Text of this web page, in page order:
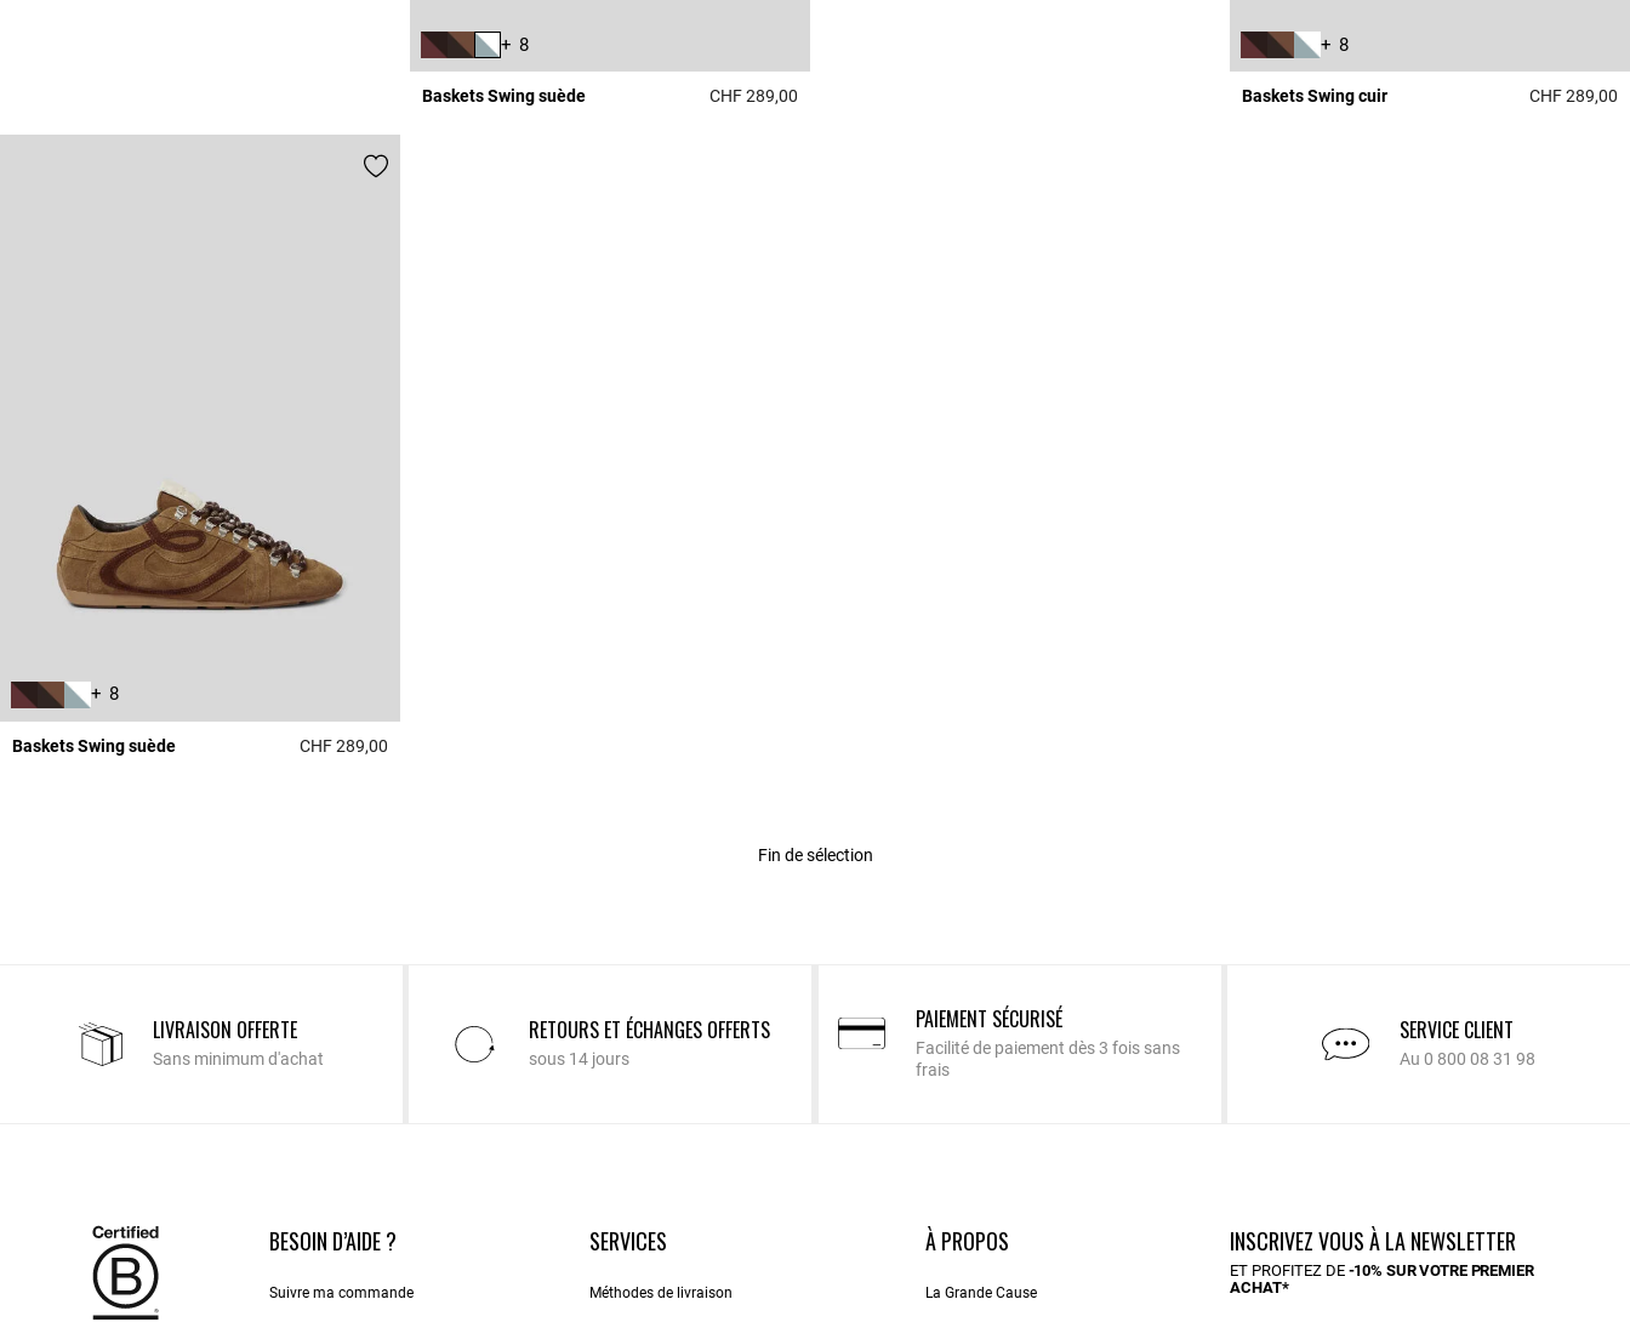
+ 8
Baskets Swing suède CHF 289,00
+ 8
Baskets Swing cuir CHF 289,00
+ 8
Baskets Swing suède CHF 289,00
Fin de sélection
LIVRAISON OFFERTE
Sans minimum d'achat
RETOURS ET ÉCHANGES OFFERTS
sous 14 jours
PAIEMENT SÉCURISÉ
Facilité de paiement dès 3 fois sans
frais
SERVICE CLIENT
Au 0 800 08 31 98
BESOIN D’AIDE ?
Suivre ma commande
SERVICES
Méthodes de livraison
À PROPOS
La Grande Cause
INSCRIVEZ VOUS À LA NEWSLETTER
ET PROFITEZ DE -10% SUR VOTRE PREMIER
ACHAT*